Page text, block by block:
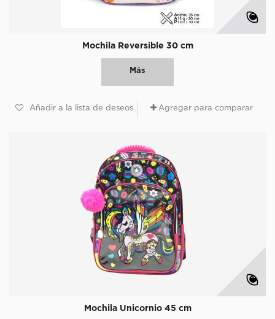
Mochila Reversible 30 cm
Más
Añadir a la lista de deseos Agregar para comparar
Mochila Unicornio 45 cm